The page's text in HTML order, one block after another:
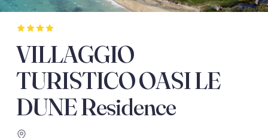
La tua area riservata
Accedi alla tua area riservata per vedere i tuoi preventivi
e le tue pratiche, gestire i pagamenti e scaricare i tuoi
documenti di viaggio.
Accedi / Registrati
VILLAGGIO
TURISTICO OASI LE
DUNE Residence